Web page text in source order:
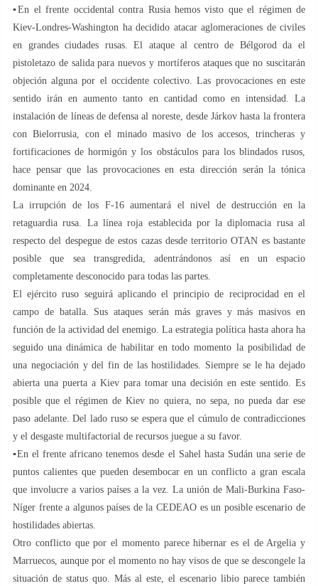
▪️En el frente occidental contra Rusia hemos visto que el régimen de
Kiev-Londres-Washington ha decidido atacar aglomeraciones de civiles
en grandes ciudades rusas. El ataque al centro de Bélgorod da el
pistoletazo de salida para nuevos y mortíferos ataques que no suscitarán
objeción alguna por el occidente colectivo. Las provocaciones en este
sentido irán en aumento tanto en cantidad como en intensidad. La
instalación de líneas de defensa al noreste, desde Járkov hasta la frontera
con Bielorrusia, con el minado masivo de los accesos, trincheras y
fortificaciones de hormigón y los obstáculos para los blindados rusos,
hace pensar que las provocaciones en esta dirección serán la tónica
dominante en 2024.
La irrupción de los F-16 aumentará el nivel de destrucción en la
retaguardia rusa. La línea roja establecida por la diplomacia rusa al
respecto del despegue de estos cazas desde territorio OTAN es bastante
posible que sea transgredida, adentrándonos así en un espacio
completamente desconocido para todas las partes.
El ejército ruso seguirá aplicando el principio de reciprocidad en el
campo de batalla. Sus ataques serán más graves y más masivos en
función de la actividad del enemigo. La estrategia política hasta ahora ha
seguido una dinámica de habilitar en todo momento la posibilidad de
una negociación y del fin de las hostilidades. Siempre se le ha dejado
abierta una puerta a Kiev para tomar una decisión en este sentido. Es
posible que el régimen de Kiev no quiera, no sepa, no pueda dar ese
paso adelante. Del lado ruso se espera que el cúmulo de contradicciones
y el desgaste multifactorial de recursos juegue a su favor.
▪️En el frente africano tenemos desde el Sahel hasta Sudán una serie de
puntos calientes que pueden desembocar en un conflicto a gran escala
que involucre a varios países a la vez. La unión de Mali-Burkina Faso-
Níger frente a algunos países de la CEDEAO es un posible escenario de
hostilidades abiertas.
Otro conflicto que por el momento parece hibernar es el de Argelia y
Marruecos, aunque por el momento no hay visos de que se descongele la
situación de status quo. Más al este, el escenario libio parece también